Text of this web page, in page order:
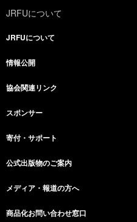
JRFUについて
JRFUについて
情報公開
協会関連リンク
スポンサー
寄付・サポート
公式出版物のご案内
メディア・報道の方へ
商品化お問い合わせ窓口